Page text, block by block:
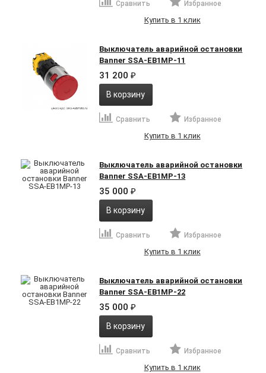
Сравнить Избранное
Купить в 1 клик
Выключатель аварийной остановки
Banner SSA-EB1MP-11
31 200₽
В корзину
Сравнить Избранное
Купить в 1 клик
Выключатель аварийной остановки
Banner SSA-EB1MP-13
35 000₽
В корзину
Сравнить Избранное
Купить в 1 клик
Выключатель аварийной остановки
Banner SSA-EB1MP-22
35 000₽
В корзину
Сравнить Избранное
Купить в 1 клик